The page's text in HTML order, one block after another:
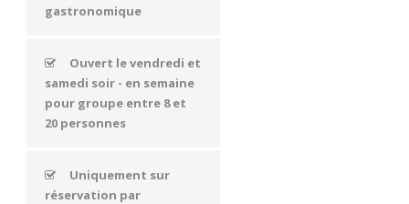
gastronomique
Ouvert le vendredi et
samedi soir - en semaine
pour groupe entre 8 et
20 personnes
Uniquement sur
réservation par